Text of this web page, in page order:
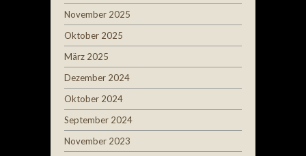
November 2025
Oktober 2025
März 2025
Dezember 2024
Oktober 2024
September 2024
November 2023